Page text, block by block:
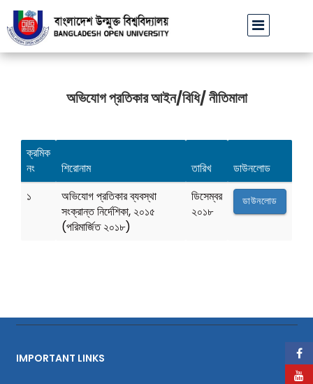
থাকার আহ্বান||বাংলাদেশ উন্মুক্ত বিশ্ববিদ্যালয়ের কোষাধ্যক্ষ হিসেবে
অভিযোগ প্রতিকার আইন/বিধি/ নীতিমালা
ক্রমিক
নং
শিরোনাম তারিখ
ডাউনলোড
১
অভিযোগ প্রতিকার ব্যবস্থা
সংক্রান্ত নির্দেশিকা, ২০১৫
(পরিমার্জিত ২০১৮)
ডিসেম্বর
২০১৮
ডাউনলোড
IMPORTANT LINKS